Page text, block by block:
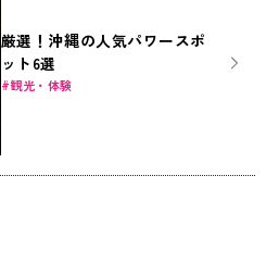
厳選！沖縄の人気パワースポ
ット6選
観光・体験